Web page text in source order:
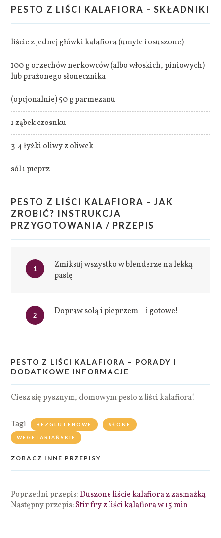
PESTO Z LIŚCI KALAFIORA – SKŁADNIKI
liście z jednej główki kalafiora (umyte i osuszone)
100 g orzechów nerkowców (albo włoskich, piniowych)
lub prażonego słonecznika
(opcjonalnie) 50 g parmezanu
1 ząbek czosnku
3-4 łyżki oliwy z oliwek
sól i pieprz
PESTO Z LIŚCI KALAFIORA – JAK
ZROBIĆ? INSTRUKCJA
PRZYGOTOWANIA / PRZEPIS
1
Zmiksuj wszystko w blenderze na lekką
pastę
2 Dopraw solą i pieprzem – i gotowe!
PESTO Z LIŚCI KALAFIORA – PORADY I
DODATKOWE INFORMACJE
Ciesz się pysznym, domowym pesto z liści kalafiora!
Tagi BEZGLUTENOWE SŁONE
WEGETARIAŃSKIE
ZOBACZ INNE PRZEPISY
Poprzedni przepis:Duszone liście kalafiora z zasmażką
Następny przepis: Stir fry z liści kalafiora w 15 min